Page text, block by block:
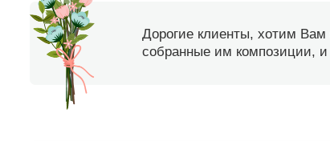
Дорогие клиенты, хотим
собранные им композиции, и